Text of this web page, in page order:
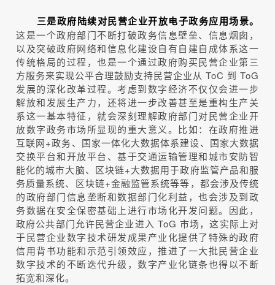
三是政府陆续对民营企业开放电子政务应用场景。
这是一个政府部门不断打破政务信息壁垒、信息烟囱，
以及突破政府网络和信息化建设自有自建自成体系这一
传统格局的过程，也是一个通过政府购买民营企业第三
方服务来实现公平合理鼓励支持民营企业从 ToC 到 ToG
发展的深化改革过程。考虑到数字经济不仅仅会进一步
解放和发展生产力，还将进一步改善甚至是重构生产关
系这一基本特征，就会深刻理解政府部门对民营企业开
放数字政务市场所显现的重大意义。比如：在政府推进
互联网+政务、国家一体化大数据体系建设、国家大数据
交换平台和开放平台、基于交通运输管理和城市安防智
能化的城市大脑、区块链+大数据用于政府监管产品和服
务质量系统、区块链+金融监管系统等等，都会涉及传统
的政府部门信息垄断和数据部门化利益，也会涉及到政
务数据在安全保密基础上进行市场化开发问题。因此，
政府公共部门允许民营企业进入 ToG 市场，这实际上对
于民营企业数字技术研发成果产业化提供了特殊的政府
信用背书功能和示范引领效应，推进了一大批民营企业
数字技术的不断迭代升级，数字产业化链条也得以不断
拓宽和深化。